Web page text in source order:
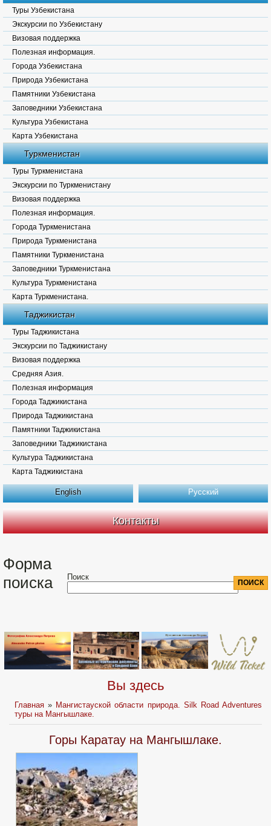
Туры Узбекистана
Экскурсии по Узбекистану
Визовая поддержка
Полезная информация.
Города Узбекистана
Природа Узбекистана
Памятники Узбекистана
Заповедники Узбекистана
Культура Узбекистана
Карта Узбекистана
Туркменистан
Туры Туркменистана
Экскурсии по Туркменистану
Визовая поддержка
Полезная информация.
Города Туркменистана
Природа Туркменистана
Памятники Туркменистана
Заповедники Туркменистана
Культура Туркменистана
Карта Туркменистана.
Таджикистан
Туры Таджикистана
Экскурсии по Таджикистану
Визовая поддержка
Средняя Азия.
Полезная информация
Города Таджикистана
Природа Таджикистана
Памятники Таджикистана
Заповедники Таджикистана
Культура Таджикистана
Карта Таджикистана
English Русский
Контакты
Форма
поиска
Поиск
Вы здесь
Главная » Мангистауской области природа. Silk Road Adventures
туры на Мангышлаке.
Горы Каратау на Мангышлаке.